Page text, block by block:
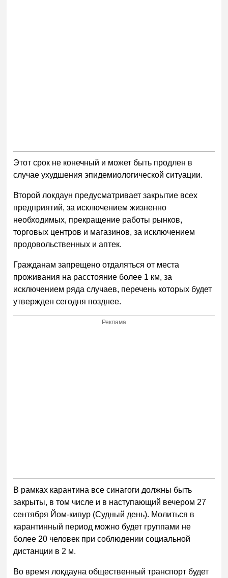
Этот срок не конечный и может быть продлен в
случае ухудшения эпидемиологической ситуации.
Второй локдаун предусматривает закрытие всех
предприятий, за исключением жизненно
необходимых, прекращение работы рынков,
торговых центров и магазинов, за исключением
продовольственных и аптек.
Гражданам запрещено отдаляться от места
проживания на расстояние более 1 км, за
исключением ряда случаев, перечень которых будет
утвержден сегодня позднее.
Реклама
В рамках карантина все синагоги должны быть
закрыты, в том числе и в наступающий вечером 27
сентября Йом-кипур (Судный день). Молиться в
карантинный период можно будет группами не
более 20 человек при соблюдении социальной
дистанции в 2 м.
Во время локдауна общественный транспорт будет